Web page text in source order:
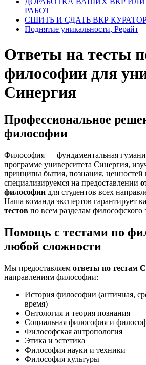
РАБОТ
СШИТЬ И СДАТЬ ВКР
Поднятие уникальности, Рерайт
Ответы на тесты
философии для
Синергия
Профессиональное
философии
Философия — фундаментальная
программе университета Синергия,
принципы бытия, познания,
специализируемся на предоставлении
философии для студентов всех
Наша команда экспертов гарантирует
тестов по всем разделам философского
Помощь с тестами по
любой сложности
Мы предоставляем ответы по тестам
направлениям философии:
История философии (античная,
время)
Онтология и теория познания
Социальная философия и
Философская антропология
Этика и эстетика
Философия науки и техники
Философия культуры